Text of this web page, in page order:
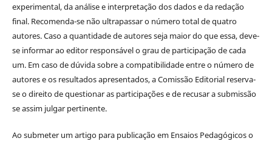
experimental, da análise e interpretação dos dados e da redação
final. Recomenda-se não ultrapassar o número total de quatro
autores. Caso a quantidade de autores seja maior do que essa, deve-
se informar ao editor responsável o grau de participação de cada
um. Em caso de dúvida sobre a compatibilidade entre o número de
autores e os resultados apresentados, a Comissão Editorial reserva-
se o direito de questionar as participações e de recusar a submissão
se assim julgar pertinente.
Ao submeter um artigo para publicação em Ensaios Pedagógicos o